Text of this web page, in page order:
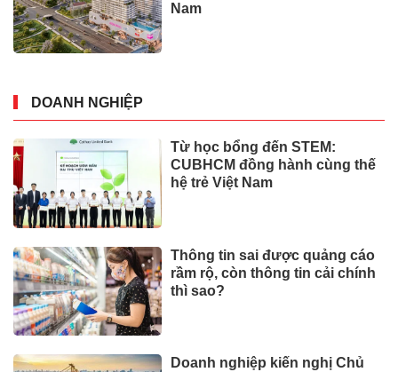
Nam
DOANH NGHIỆP
Từ học bổng đến STEM:
CUBHCM đồng hành cùng thế
hệ trẻ Việt Nam
Thông tin sai được quảng cáo
rầm rộ, còn thông tin cải chính
thì sao?
Doanh nghiệp kiến nghị Chủ